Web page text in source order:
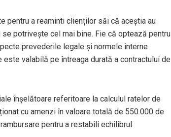
pentru a reaminti clienților săi că aceștia au
potrivește cel mai bine. Fie că optează pentru
prevederile legale și normele interne
valabilă pe întreaga durată a contractului de
înșelătoare referitoare la calculul ratelor de
cu amenzi în valoare totală de 550.000 de
pentru a restabili echilibrul